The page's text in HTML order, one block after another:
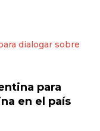
para
en el país